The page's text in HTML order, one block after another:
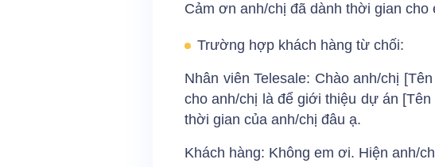
Cảm ơn anh/chị đã dành thời gian cho
Trường hợp khách hàng từ chối:
Nhân viên Telesale: Chào anh/chị
cho anh/chị là để giới thiệu dự án
thời gian của anh/chị đâu ạ.
Khách hàng: Không em ơi. Hiện anh/